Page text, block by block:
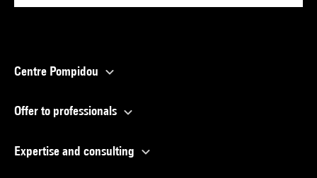
Centre Pompidou
Offer to professionals
Expertise and consulting